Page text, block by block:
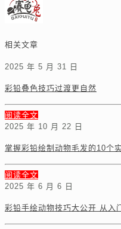
相关文章
2025 年 5 月 31 日
彩铅叠色技巧过渡更自然
阅读全文
2025 年 10 月 22 日
掌握彩铅绘制动物毛发的10个
阅读全文
2025 年 6 月 6 日
彩铅手绘动物技巧大公开 从入